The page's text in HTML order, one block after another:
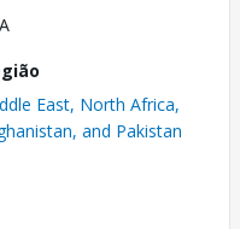
East, North Africa,
and Pakistan